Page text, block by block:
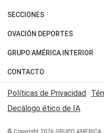
Últimas Noticias
Política
Judiciales
Economia
SECCIONES
Horóscopo
Motores
Trucos caseros
Series y Películas
Edictos y Solicitadas
OVACIÓN DEPORTES
Fútbol
Mundial
Automovilismo
Rugby
Básquet
GRUPO AMÉRICA INTERIOR
Canal 7 en Vivo
CONTACTO
Acerca de Nosotros
Contactanos
Políticas de Privacidad
Decálogo ético de IA
© Copyright 2026 GRUPO